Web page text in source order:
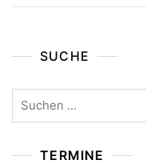
SUCHE
TERMINE